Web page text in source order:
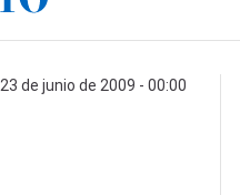
23 de junio de 2009 - 00:00